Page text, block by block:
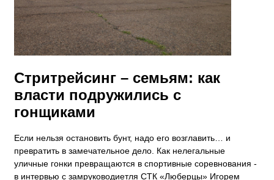
Стритрейсинг – семьям: как
власти подружились с
гонщиками
Если нельзя остановить бунт, надо его возглавить… и
превратить в замечательное дело. Как нелегальные
уличные гонки превращаются в спортивные соревнования -
в интервью с замруководиетля СТК «Люберцы» Игорем